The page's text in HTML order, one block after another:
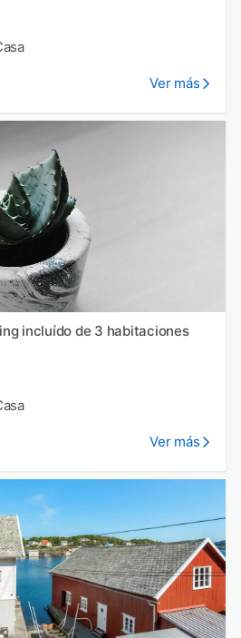
Ver más
incluído de 3 habitaciones
Ver más